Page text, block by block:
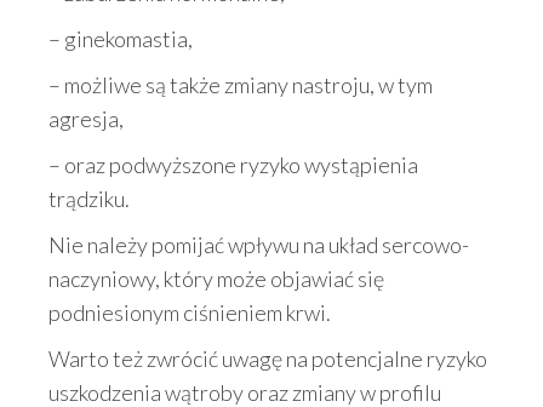
– ginekomastia,
– możliwe są także zmiany nastroju, w tym
agresja,
– oraz podwyższone ryzyko wystąpienia
trądziku.
Nie należy pomijać wpływu na układ sercowo-
naczyniowy, który może objawiać się
podniesionym ciśnieniem krwi.
Warto też zwrócić uwagę na potencjalne ryzyko
uszkodzenia wątroby oraz zmiany w profilu